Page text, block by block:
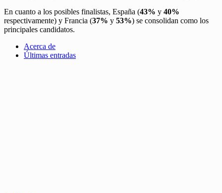
En cuanto a los posibles finalistas, España (43% y 40%
respectivamente) y Francia (37% y 53%) se consolidan como los
principales candidatos.
Acerca de
Últimas entradas